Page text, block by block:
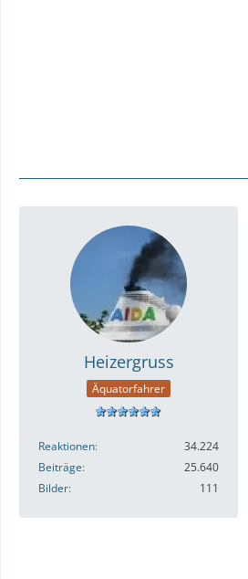
Heizergruss
Äquatorfahrer
Reaktionen
34.224
Beiträge
25.640
Bilder
111